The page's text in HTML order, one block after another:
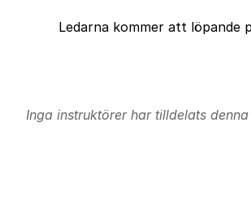
Ledarna kommer att löpande
Inga instruktörer har tilldelats denna